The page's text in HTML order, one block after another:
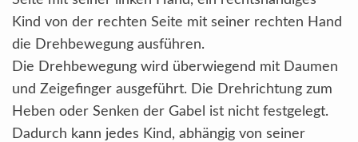
Kind von der rechten Seite mit seiner rechten Hand
die Drehbewegung ausführen.
Die Drehbewegung wird überwiegend mit Daumen
und Zeigefinger ausgeführt. Die Drehrichtung zum
Heben oder Senken der Gabel ist nicht festgelegt.
Dadurch kann jedes Kind, abhängig von seiner